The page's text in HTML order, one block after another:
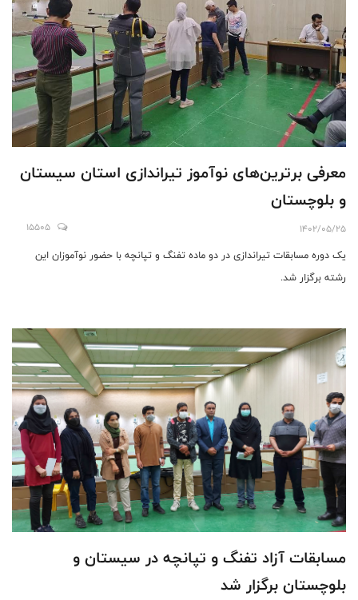
معرفی برترین‌های نوآموز تیراندازی استان سیستان
و بلوچستان
1402/05/25
15505
یک دوره مسابقات تیراندازی در دو ماده تفنگ و تپانچه با حضور نوآموزان این
رشته برگزار شد.
مسابقات آزاد تفنگ و تپانچه در سیستان و
بلوچستان برگزار شد